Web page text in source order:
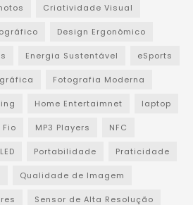
Criatividade Visual
Design Ergonômico
Energia Sustentável eSports
Fotografia Moderna
Home Entertaimnet laptop
Fio MP3 Players NFC
Portabilidade Praticidade
Qualidade de Imagem
Sensor de Alta Resolução